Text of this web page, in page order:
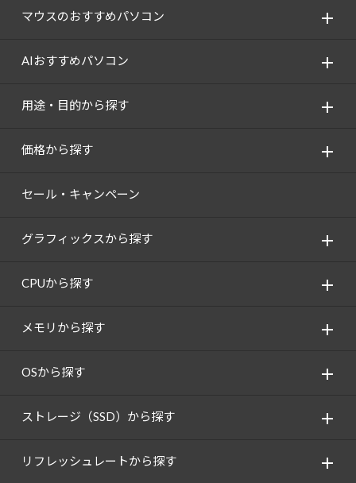
マウスのおすすめパソコン
AIおすすめパソコン
用途・目的から探す
価格から探す
セール・キャンペーン
グラフィックスから探す
CPUから探す
メモリから探す
OSから探す
ストレージ（SSD）から探す
リフレッシュレートから探す